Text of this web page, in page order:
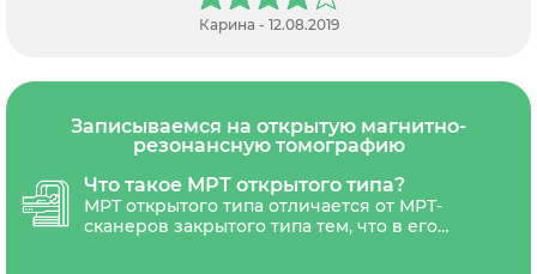
Карина - 12.08.2019
Записываемся на открытую магнитно-
резонансную томографию
Что такое МРТ открытого типа?
МРТ открытого типа отличается от МРТ-
сканеров закрытого типа тем, что в его